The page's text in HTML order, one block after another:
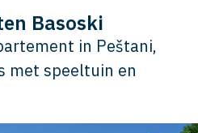
Basoski
in Peštani,
met speeltuin en